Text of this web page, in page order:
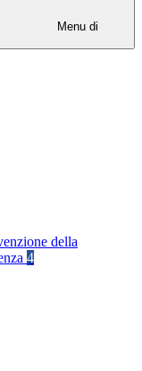
Menu di
della
4